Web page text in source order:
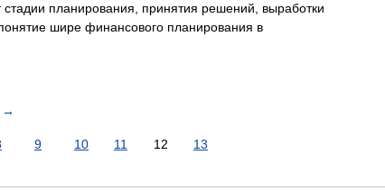
планирования, принятия решений, выработки
шире финансового планирования в
→
9 10 11 12 13